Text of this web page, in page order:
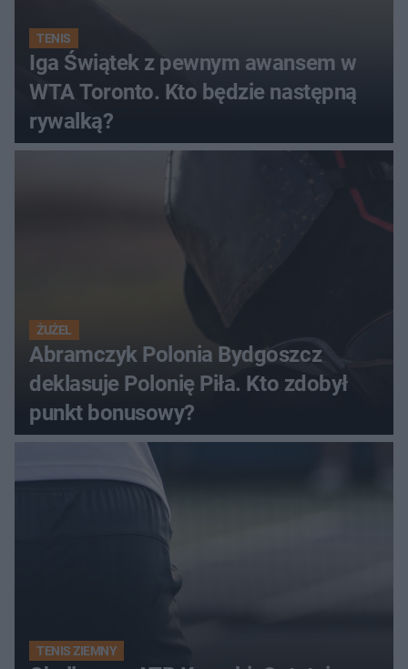
TENIS
Iga Świątek z pewnym awansem w
WTA Toronto. Kto będzie następną
rywalką?
ŻUŻEL
Abramczyk Polonia Bydgoszcz
deklasuje Polonię Piła. Kto zdobył
punkt bonusowy?
TENIS ZIEMNY